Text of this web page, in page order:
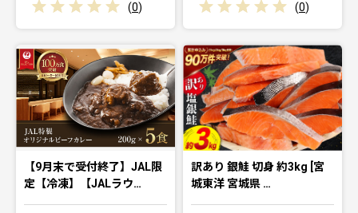
(0) (0)
【9月末で受付終了】JAL限
定【冷凍】【JALラウ…
訳あり 銀鮭 切身 約3kg [宮
城東洋 宮城県 …